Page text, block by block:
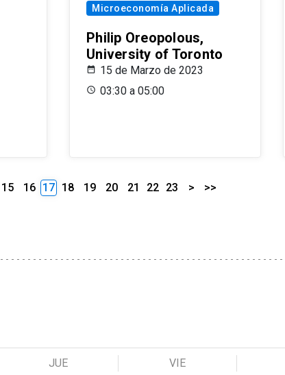
Microeconomía Aplicada
Philip Oreopolous,
University of Toronto
15 de Marzo de 2023
03:30 a 05:00
15 16 17 18 19 20 21 22 23 > >>
JUE VIE